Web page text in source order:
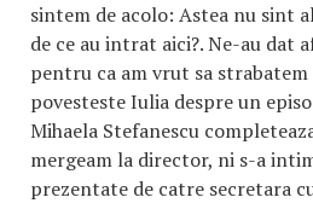
sintem de acolo: Astea nu sint
de ce au intrat aici?. Ne-au dat
pentru ca am vrut sa
povesteste Iulia despre un
Mihaela Stefanescu
mergeam la director, ni s-a
prezentate de catre secretara